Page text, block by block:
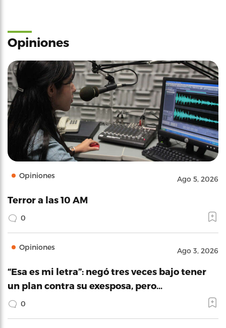
Opiniones
Opiniones Ago 5, 2026
Terror a las 10 AM
0
Opiniones Ago 3, 2026
“Esa es mi letra”: negó tres veces bajo tener
un plan contra su exesposa, pero…
0